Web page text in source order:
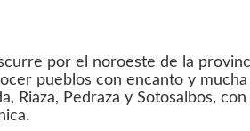
por el noroeste de la
pueblos con encanto y
Riaza, Pedraza y Sotosalbos, con